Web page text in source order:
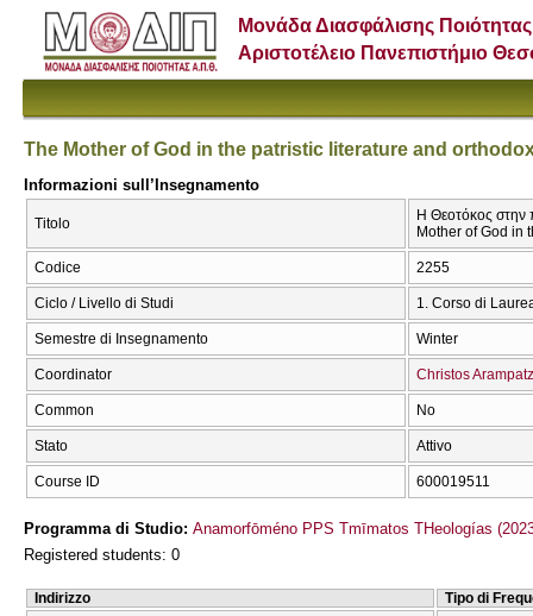
Μονάδα Διασφάλισης Ποιότητας
Αριστοτέλειο Πανεπιστήμιο
The Mother of God in the patristic literature and
Informazioni sull’Insegnamento
Titolo
Η Θεοτόκος στην
Mother of God in
Codice 2255
Ciclo / Livello di Studi 1. Corso di
Semestre di Insegnamento Winter
Coordinator Christos
Common No
Stato Attivo
Course ID 600019511
Programma di Studio: Anamorfōméno PPS Tmīmatos THeologías
Registered students: 0
Indirizzo
Tipo di